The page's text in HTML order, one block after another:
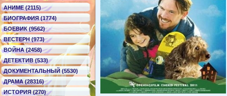
АНИМЕ (2115)
БИОГРАФИЯ (1774)
БОЕВИК (9562)
ВЕСТЕРН (973)
ВОЙНА (2458)
ДЕТЕКТИВ (533)
ДОКУМЕНТАЛЬНЫЙ (5530)
ДРАМА (28316)
ИСТОРИЯ (270)